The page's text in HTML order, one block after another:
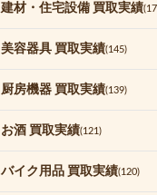
建材・住宅設備 買取実績
美容器具 買取実績(145)
厨房機器 買取実績(139)
お酒 買取実績(121)
バイク用品 買取実績(120)